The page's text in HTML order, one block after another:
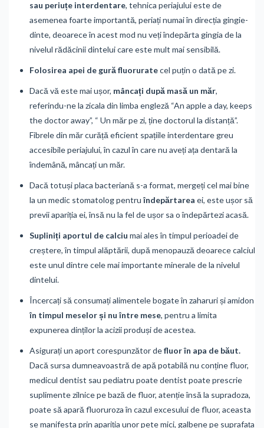
sau periuțe interdentare, tehnica periajului este de
asemenea foarte importantă, periați numai în direcția gingie-
dinte, deoarece în acest mod nu veți îndepărta gingia de la
nivelul rădăcinii dintelui care este mult mai sensibilă.
Folosirea apei de gură fluoruratecel puțin o dată pe zi.
Dacă vă este mai ușor, mâncați după masă un măr,
referindu-ne la zicala din limba engleză “An apple a day, keeps
the doctor away”, “ Un măr pe zi, ține doctorul la distanță”.
Fibrele din măr curăță eficient spațiile interdentare greu
accesibile periajului, în cazul în care nu aveți ața dentară la
îndemână, mâncați un măr.
Dacă totuși placa bacteriană s-a format, mergeți cel mai bine
la un medic stomatolog pentruîndepărtarea ei, este ușor să
previi apariția ei, însă nu la fel de ușor sa o îndepărtezi acasă.
Supliniți aportul de calciu mai ales în timpul perioadei de
creștere, în timpul alăptării, după menopauză deoarece calciul
este unul dintre cele mai importante minerale de la nivelul
dintelui.
Încercați să consumați alimentele bogate în zaharuri și amidon
în timpul meselor și nu între mese, pentru a limita
expunerea dinților la acizii produși de acestea.
Asigurați un aport corespunzător defluor în apa de băut.
Dacă sursa dumneavoastră de apă potabilă nu conține fluor,
medicul dentist sau pediatru poate dentist poate prescrie
suplimente zilnice pe bază de fluor, atenție însă la supradoza,
poate să apară fluoruroza în cazul excesului de fluor, aceasta
se manifesta prin apariția unor pete mici, galbene pe suprafața